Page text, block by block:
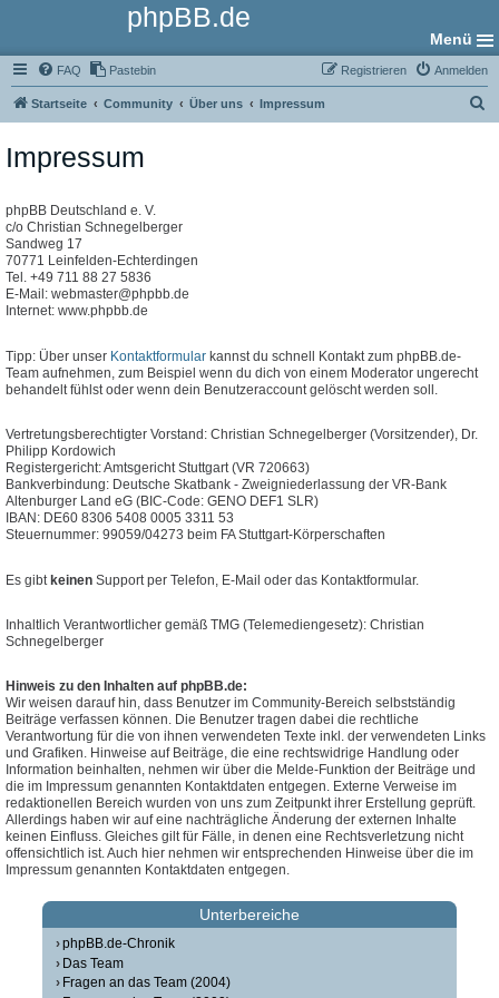
phpBB.de
Menü
FAQ Pastebin Anmelden
Registrieren
Startseite Community Über uns Impressum
Impressum
phpBB Deutschland e. V.
c/o Christian Schnegelberger
Sandweg 17
70771 Leinfelden-Echterdingen
Tel. +49 711 88 27 5836
E-Mail: webmaster@phpbb.de
Internet: www.phpbb.de
Tipp: Über unser Kontaktformular kannst du schnell Kontakt zum phpBB.de-
Team aufnehmen, zum Beispiel wenn du dich von einem Moderator ungerecht
behandelt fühlst oder wenn dein Benutzeraccount gelöscht werden soll.
Vertretungsberechtigter Vorstand: Christian Schnegelberger (Vorsitzender), Dr.
Philipp Kordowich
Registergericht: Amtsgericht Stuttgart (VR 720663)
Bankverbindung: Deutsche Skatbank - Zweigniederlassung der VR-Bank
Altenburger Land eG (BIC-Code: GENO DEF1 SLR)
IBAN: DE60 8306 5408 0005 3311 53
Steuernummer: 99059/04273 beim FA Stuttgart-Körperschaften
Es gibt keinen Support per Telefon, E-Mail oder das Kontaktformular.
Inhaltlich Verantwortlicher gemäß TMG (Telemediengesetz): Christian
Schnegelberger
Hinweis zu den Inhalten auf phpBB.de:
Wir weisen darauf hin, dass Benutzer im Community-Bereich selbstständig
Beiträge verfassen können. Die Benutzer tragen dabei die rechtliche
Verantwortung für die von ihnen verwendeten Texte inkl. der verwendeten Links
und Grafiken. Hinweise auf Beiträge, die eine rechtswidrige Handlung oder
Information beinhalten, nehmen wir über die Melde-Funktion der Beiträge und
die im Impressum genannten Kontaktdaten entgegen. Externe Verweise im
redaktionellen Bereich wurden von uns zum Zeitpunkt ihrer Erstellung geprüft.
Allerdings haben wir auf eine nachträgliche Änderung der externen Inhalte
keinen Einfluss. Gleiches gilt für Fälle, in denen eine Rechtsverletzung nicht
offensichtlich ist. Auch hier nehmen wir entsprechenden Hinweise über die im
Impressum genannten Kontaktdaten entgegen.
Unterbereiche
phpBB.de-Chronik
Das Team
Fragen an das Team (2004)